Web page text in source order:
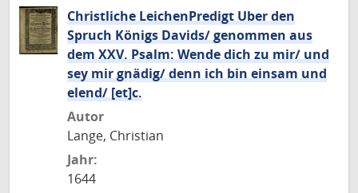
Christliche LeichenPredigt Uber den
Spruch Königs Davids/ genommen aus
dem XXV. Psalm: Wende dich zu mir/ und
sey mir gnädig/ denn ich bin einsam und
elend/ [et]c.
Autor
Lange, Christian
Jahr:
1644